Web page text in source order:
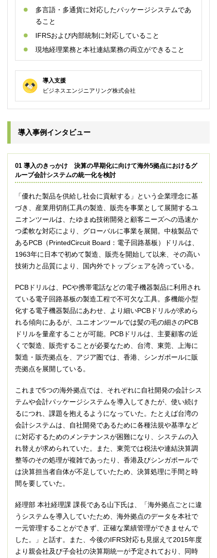
多言語・多通貨に対応したパッケージシステムであ
ること
IFRSおよび内部統制に対応していること
現地経理業務と本社連結業務の両立ができること
導入支援
ビジネスエンジニアリング株式会社
導入事例インタビュー
01 導入のきっかけ 決算の早期化に向けて海外5拠点におけるグ
ループ会計システムの統一化を検討
「優れた製品を供給し社会に貢献する」という企業理念に基
づき、産業用切削工具の製造、販売を事業として展開するユ
ニオンツールは、たゆまぬ技術開発と顧客ニーズへの迅速か
つ柔軟な対応により、グローバルに事業を展開。中核製品で
あるPCB（PrintedCircuit Board：電子回路基板）ドリルは、
1963年に日本で初めて製造、販売を開始して以来、その高い
技術力と品質により、国内外でトップシェアを誇っている。
PCBドリルは、PCや携帯電話などの電子機器製品に利用され
ている電子回路基板の製造工程で不可欠な工具。多機能小型
化する電子機器製品にあわせ、より細いPCBドリルが求めら
れる傾向にあるが、ユニオンツールでは髪の毛の細さのPCB
ドリルを量産することが可能。PCBドリルは、主要顧客の近
くで製造、販売することが必要なため、台湾、東莞、上海に
製造・販売拠点を、アジア圏では、香港、シンガポールに販
売拠点を展開している。
これまで5つの海外拠点では、それぞれに自社開発の会計シス
テムや会計パッケージシステムを導入してきたが、使い続け
るにつれ、課題を抱えるようになっていた。たとえば台湾の
会計システムは、自社開発であるために各種法規や基準など
に対応するためのメンテナンスが困難になり、システムの入
れ替えが求められていた。また、東莞では税法や連結決算調
整等のその処理が複雑であったり、香港及びシンガポールで
は決算担当者自体が不足していたため、決算処理に手間と時
間を要していた。
経理部 本社経理課 課長である山下氏は、「海外拠点ごとに違
うシステムを導入していたため、海外拠点のデータを本社で
一元管理することができず、正確な業績管理ができませんで
した。」と話す。また、今後のIFRS対応も見据えて2015年度
より親会社及び子会社の決算期統一が予定されており、同時